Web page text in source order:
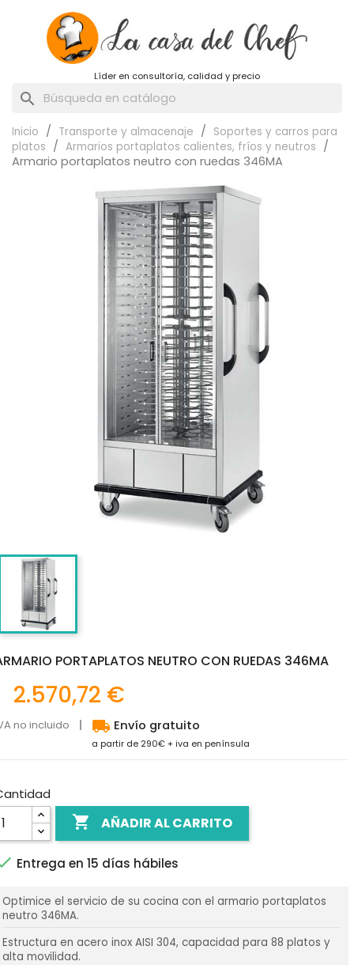
Líder en consultoría, calidad y precio
search
Inicio Transporte y almacenaje
Soportes y carros para
platos
Armarios portaplatos calientes, fríos y neutros
Armario portaplatos neutro con ruedas 346MA
PORTAPLATOS NEUTRO CON RUEDAS 346MA
2.570,72 €
no incluido local_shipping Envío gratuito
a partir de 290€ + iva en península
 AÑADIR AL CARRITO
Entrega en 15 días hábiles
Optimice el servicio de su cocina con el armario portaplatos
neutro 346MA.
Estructura en acero inox AISI 304, capacidad para 88 platos y
alta movilidad.